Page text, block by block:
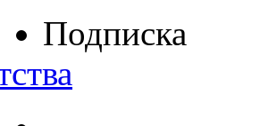
Подписка